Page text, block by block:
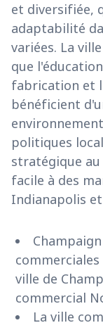
et diversifiée,
adaptabilité
variées. La
que
fabrication et
bénéficient
politiques
stratégique
facile à des
Indianapolis
ville de
commercial
La ville